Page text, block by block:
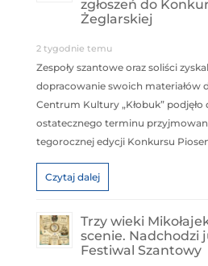
zgłoszeń do
Żeglarskiej
2 tygodnie temu
Zespoły szantowe oraz soliści
dopracowanie swoich materiałów
Centrum Kultury „Kłobuk”
ostatecznego terminu
tegorocznej edycji Konkursu
Czytaj dalej
Trzy wieki
scenie. Nadchodzi
Festiwal Szantowy